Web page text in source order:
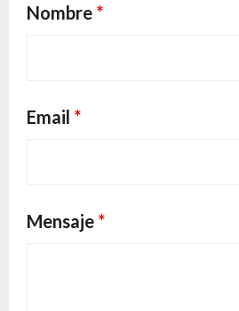
Nombre *
Email *
Mensaje *